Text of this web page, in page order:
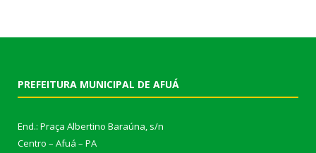
PREFEITURA MUNICIPAL DE AFUÁ
End.: Praça Albertino Baraúna, s/n
Centro – Afuá – PA